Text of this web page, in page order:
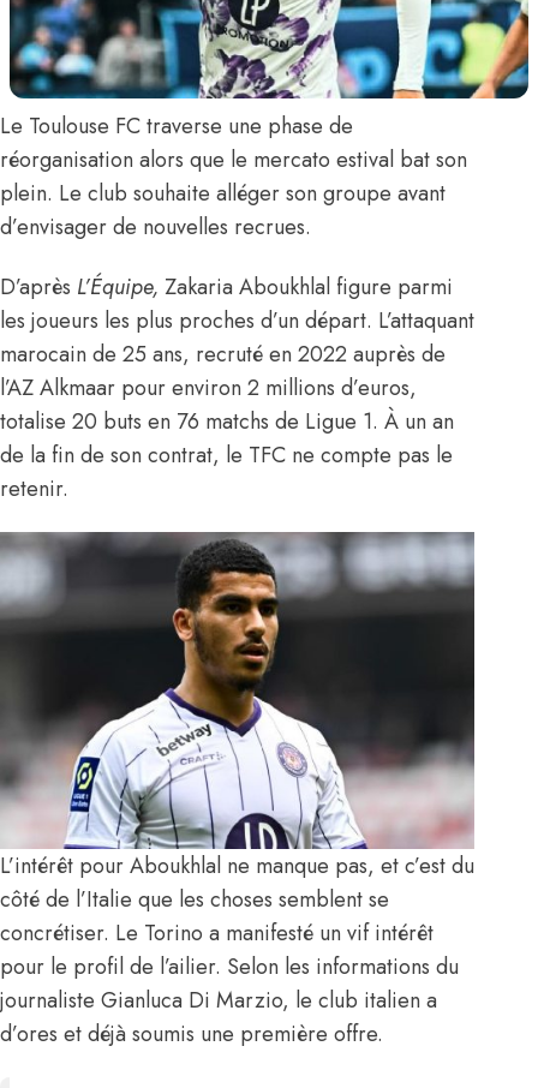
Le Toulouse FC traverse une phase de
réorganisation alors que le mercato estival bat son
plein. Le club souhaite alléger son groupe avant
d’envisager de nouvelles recrues.
D’après L’Équipe, Zakaria Aboukhlal figure parmi
les joueurs les plus proches d’un départ. L’attaquant
marocain de 25 ans, recruté en 2022 auprès de
l’AZ Alkmaar pour environ 2 millions d’euros,
totalise 20 buts en 76 matchs de Ligue 1. À un an
de la fin de son contrat, le TFC ne compte pas le
retenir.
L’intérêt pour Aboukhlal ne manque pas, et c’est du
côté de l’Italie que les choses semblent se
concrétiser. Le Torino a manifesté un vif intérêt
pour le profil de l’ailier. Selon les informations du
journaliste Gianluca Di Marzio, le club italien a
d’ores et déjà soumis une première offre.